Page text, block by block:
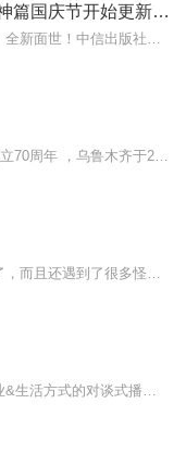
小猪屏蓬十二生肖神8 羊神篇国庆节开始更新啦！